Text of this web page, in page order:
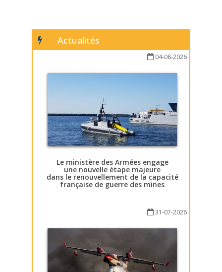
Actualités
04-08-2026
Le ministère des Armées engage
une nouvelle étape majeure
dans le renouvellement de la capacité
française de guerre des mines
31-07-2026